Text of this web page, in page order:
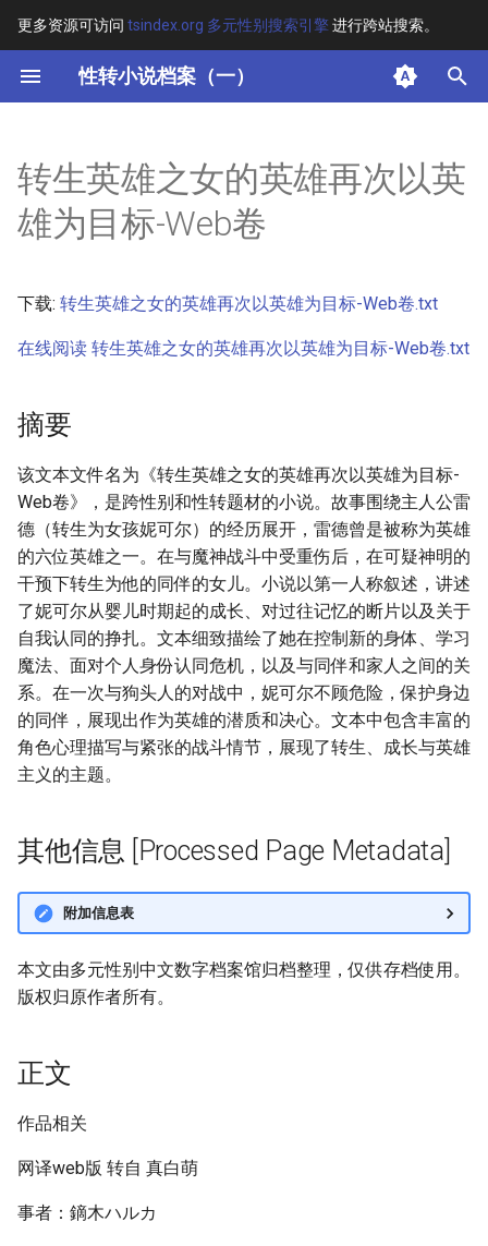
更多资源可访问 tsindex.org 多元性别搜索引擎进行跨站搜索。
性转小说档案（一）
键
开
始
索
其他信息 [Processed Page
Metadata]
转生英雄之女的英雄再次以英
雄为目标-Web卷
下载: 转生英雄之女的英雄再次以英雄为目标-Web卷.txt
在线阅读 转生英雄之女的英雄再次以英雄为目标-Web卷.txt
摘要
该文本文件名为《转生英雄之女的英雄再次以英雄为目标-
Web卷》，是跨性别和性转题材的小说。故事围绕主人公雷
德（转生为女孩妮可尔）的经历展开，雷德曾是被称为英雄
的六位英雄之一。在与魔神战斗中受重伤后，在可疑神明的
干预下转生为他的同伴的女儿。小说以第一人称叙述，讲述
了妮可尔从婴儿时期起的成长、对过往记忆的断片以及关于
自我认同的挣扎。文本细致描绘了她在控制新的身体、学习
魔法、面对个人身份认同危机，以及与同伴和家人之间的关
系。在一次与狗头人的对战中，妮可尔不顾危险，保护身边
的同伴，展现出作为英雄的潜质和决心。文本中包含丰富的
角色心理描写与紧张的战斗情节，展现了转生、成长与英雄
主义的主题。
其他信息 [Processed Page Metadata]
附加信息表
本文由多元性别中文数字档案馆归档整理，仅供存档使用。
版权归原作者所有。
正文
作品相关
网译web版 转自 真白萌
事者：鏑木ハルカ